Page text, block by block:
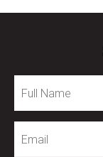
Name